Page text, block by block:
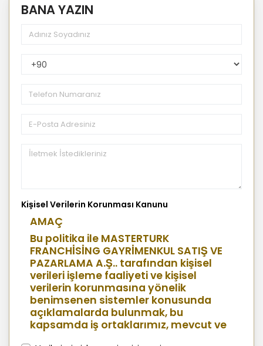
BANA YAZIN
PhoneNumberCountryPhoneCode
Kişisel Verilerin Korunması Kanunu
AMAÇ
Bu politika ile MASTERTURK
FRANCHİSİNG GAYRİMENKUL SATIŞ VE
PAZARLAMA A.Ş.. tarafından kişisel
verileri işleme faaliyeti ve kişisel
verilerin korunmasına yönelik
benimsenen sistemler konusunda
açıklamalarda bulunmak, bu
kapsamda iş ortaklarımız, mevcut ve